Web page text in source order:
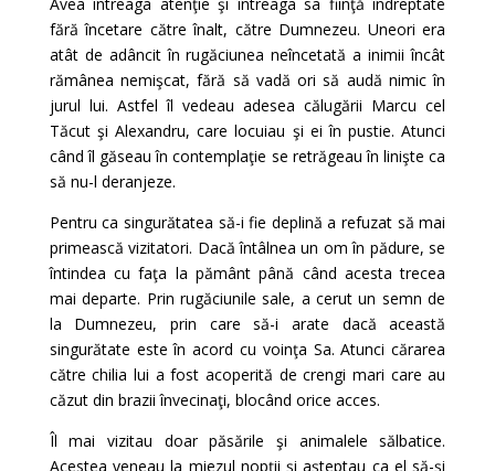
fără încetare către înalt, către Dumnezeu. Uneori era
atât de adâncit în rugăciunea neîncetată a inimii încât
rămânea nemişcat, fără să vadă ori să audă nimic în
jurul lui. Astfel îl vedeau adesea călugării Marcu cel
Tăcut şi Alexandru, care locuiau şi ei în pustie. Atunci
când îl găseau în contemplaţie se retrăgeau în linişte ca
să nu-l deranjeze.
Pentru ca singurătatea să-i fie deplină a refuzat să mai
primească vizitatori. Dacă întâlnea un om în pădure, se
întindea cu faţa la pământ până când acesta trecea
mai departe. Prin rugăciunile sale, a cerut un semn de
la Dumnezeu, prin care să-i arate dacă această
singurătate este în acord cu voinţa Sa. Atunci cărarea
către chilia lui a fost acoperită de crengi mari care au
căzut din brazii învecinaţi, blocând orice acces.
Îl mai vizitau doar păsările şi animalele sălbatice.
Acestea veneau la miezul nopţii şi aşteptau ca el să-şi